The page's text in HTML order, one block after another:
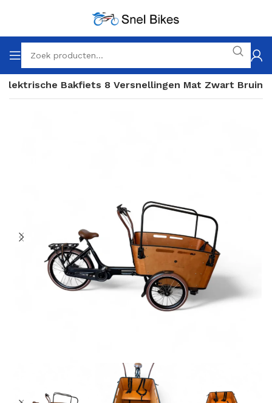
Elektrische Bakfiets 8 Versnellingen Mat Zwart Bruin